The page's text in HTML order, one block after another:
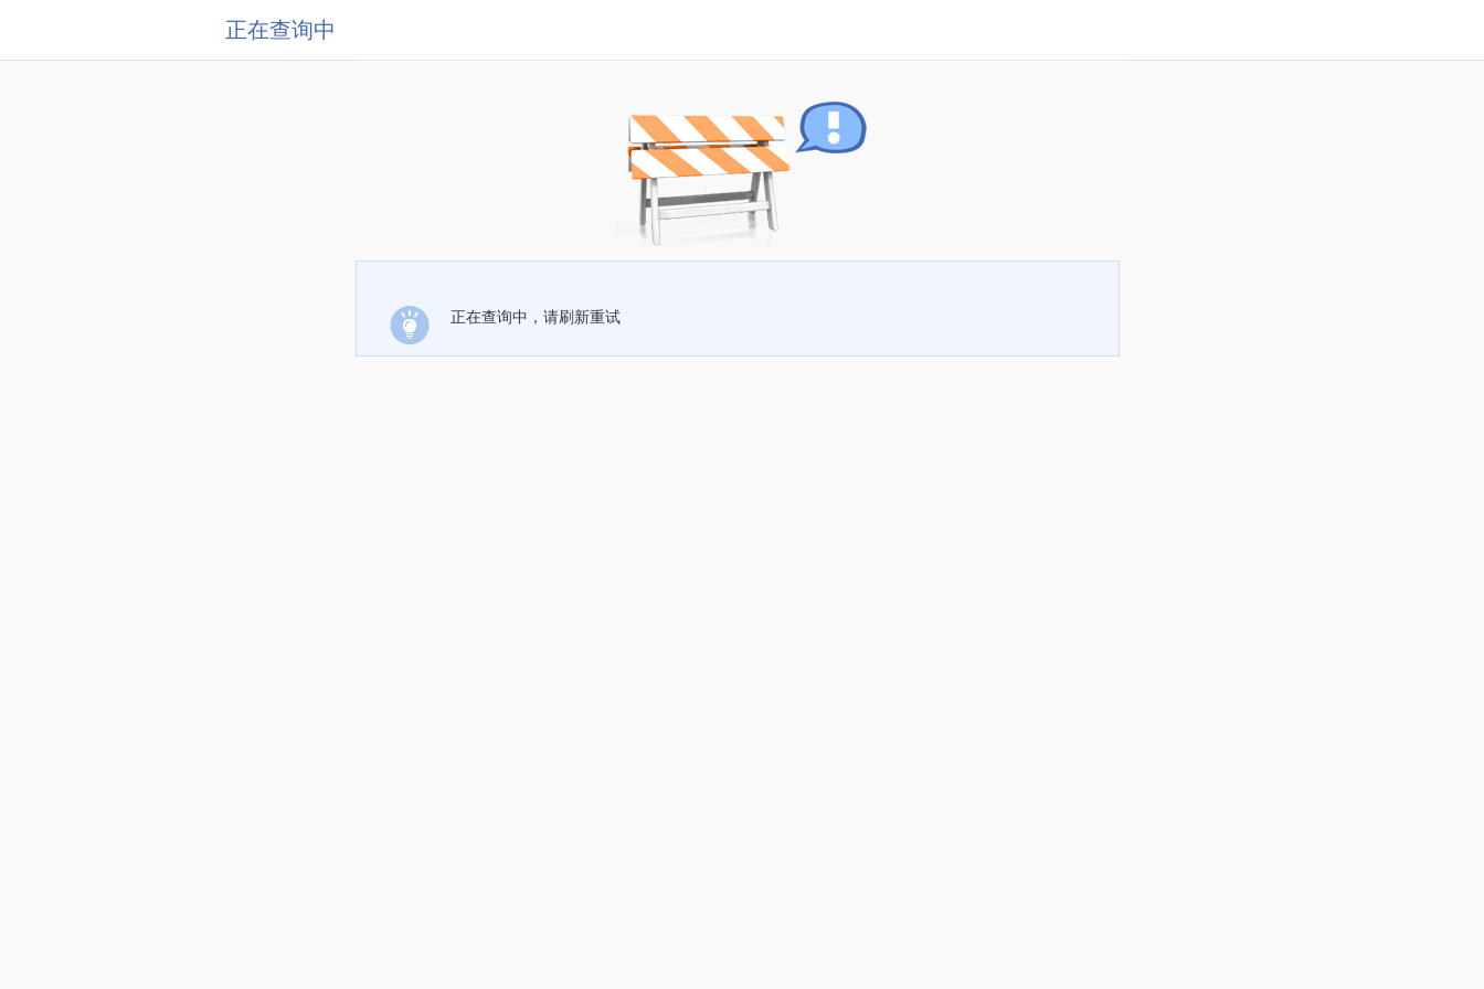
正在查询中
正在查询中，请刷新重试